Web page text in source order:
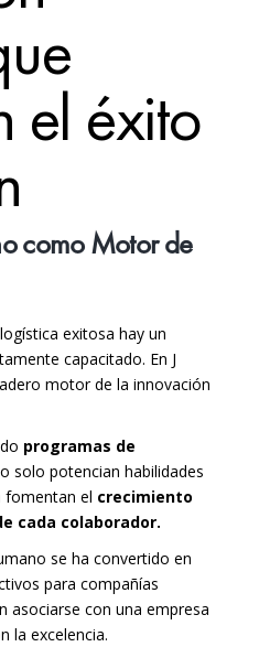
el éxito
como Motor de
exitosa hay un
capacitado. En J
motor de la innovación
programas de
solo potencian habilidades
fomentan el crecimiento
cada colaborador.
se ha convertido en
para compañías
asociarse con una empresa
la excelencia.